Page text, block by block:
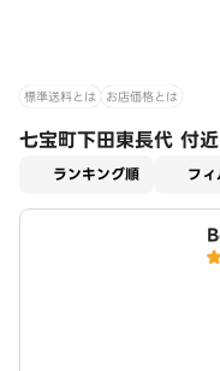
標準送料とは お店価格とは
七宝町下田東長代 付
ランキング順 フ